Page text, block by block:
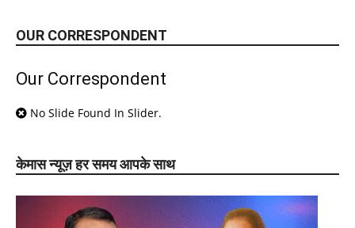
OUR CORRESPONDENT
Our Correspondent
No Slide Found In Slider.
केमास न्यूज़ हर समय आपके साथ